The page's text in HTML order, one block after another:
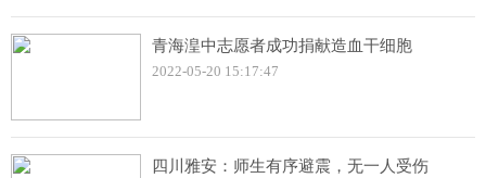
青海湟中志愿者成功捐献造血干细胞
2022-05-20 15:17:47
四川雅安：师生有序避震，无一人受伤